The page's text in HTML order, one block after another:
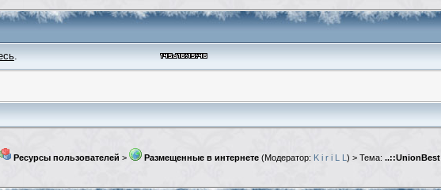
.
Ресурсы пользователей > Размещенные в интернете (Модератор: K i r i L L ) > Тема: